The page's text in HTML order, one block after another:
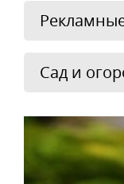
Сад и